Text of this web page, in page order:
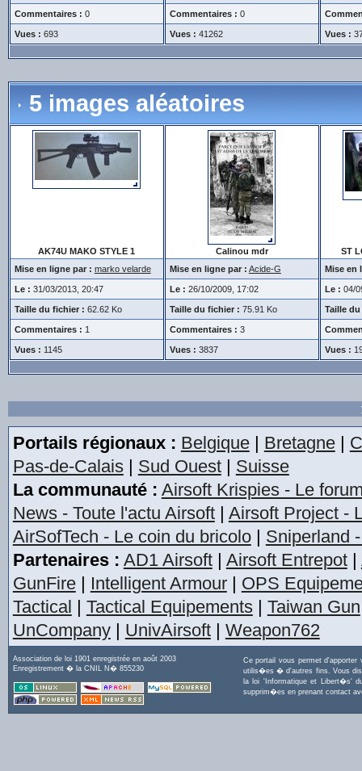
Commentaires : 0
Vues : 693
Commentaires : 0
Vues : 41262 Vues :
5 images aléatoires
AK74U MAKO STYLE 1
Mise en ligne par : marko velarde
Le : 31/03/2013, 20:47
Taille du fichier : 62.62 Ko
Commentaires : 1
Vues : 1145
Calinou mdr
Mise en ligne par : Acide-G
Le : 26/10/2009, 17:02
Taille du fichier : 75.91 Ko
Commentaires : 3
Vues : 3837
ST
Mise en
Le : 04/
Taille
Vues :
Portails régionaux : Belgique| Bretagne|
Pas-de-Calais| Sud Ouest| Suisse
La communauté : Airsoft Krispies - Le
News - Toute l'actu Airsoft| Airsoft Project -
AirSofTech - Le coin du bricolo| Sniperland
Partenaires : AD1 Airsoft| Airsoft Entrepot|
GunFire| Intelligent Armour| OPS
Tactical | Tactical Equipements| Taiwan Gun
UnCompany| UnivAirsoft| Weapon762
Association de loi 1901 enregistrée en août 2003
Enregistrement � la CNIL N� 855230
Ce portail vous permet
utilis�es � d'autres fins. Vous
la loi 'Informatique et Libert�s'
supprim�es en prenant contact